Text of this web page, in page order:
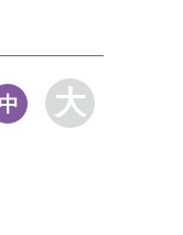
中 大